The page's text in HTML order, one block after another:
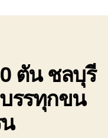
ตัน ชลบุรี
รรทุกขน